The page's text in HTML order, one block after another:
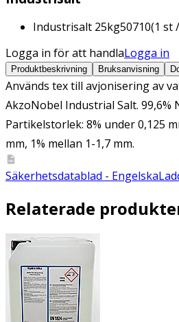
Industrisalt 25kg50710(1 st
Logga in för att handlaLogga in
Produktbeskrivning Bruksanvisning
Används tex till avjonisering av
AkzoNobel Industrial Salt. 99,6%
Partikelstorlek: 8% under 0,125
mm, 1% mellan 1-1,7 mm.
Säkerhetsdatablad - Engelska
Relaterade